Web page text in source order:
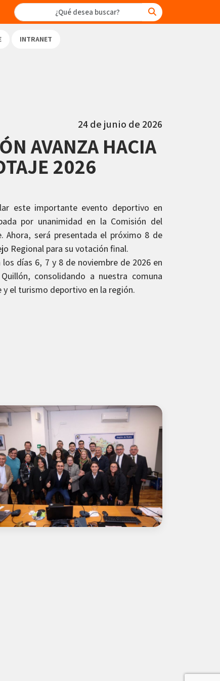
INTRANET
24 de junio de 2026
AVANZA HACIA
2026
este importante evento deportivo en
por unanimidad en la Comisión del
Ahora, será presentada el próximo 8 de
Regional para su votación final.
días 6, 7 y 8 de noviembre de 2026 en
consolidando a nuestra comuna
el turismo deportivo en la región.